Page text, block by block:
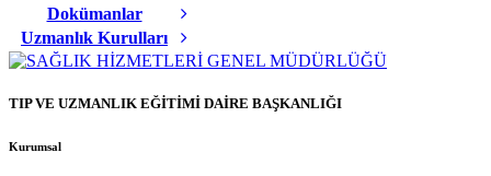
Dokümanlar
Uzmanlık Kurulları
TIP VE UZMANLIK EĞİTİMİ DAİRE BAŞKANLIĞI
Kurumsal